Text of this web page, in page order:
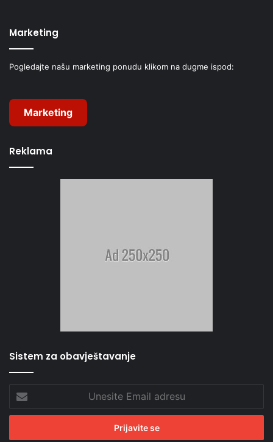
Marketing
Pogledajte našu marketing ponudu klikom na dugme ispod:
Marketing
Reklama
Sistem za obavještavanje
Email
adresu